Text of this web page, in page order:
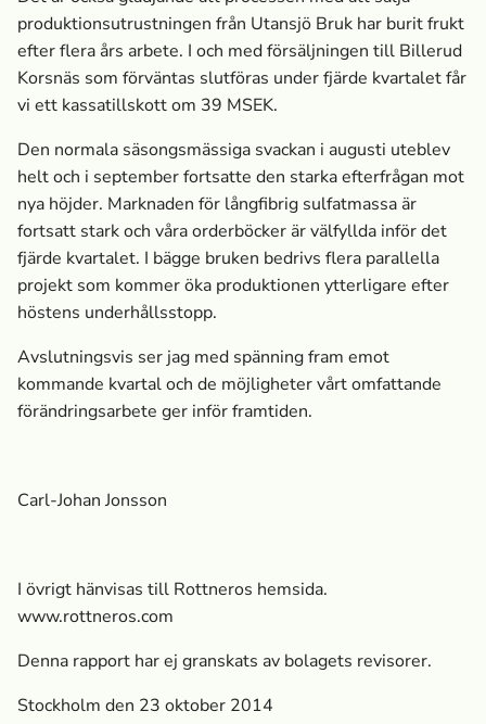
produktionsutrustningen från Utansjö Bruk har burit frukt
efter flera års arbete. I och med försäljningen till Billerud
Korsnäs som förväntas slutföras under fjärde kvartalet får
vi ett kassatillskott om 39 MSEK.
Den normala säsongsmässiga svackan i augusti uteblev
helt och i september fortsatte den starka efterfrågan mot
nya höjder. Marknaden för långfibrig sulfatmassa­ är
fortsatt stark och våra orderböcker är välfyllda inför det
fjärde kvartalet. I bägge bruken bedrivs flera parallella
projekt som kommer öka produktionen ytterligare efter
höstens underhållsstopp.
Avslutningsvis ser jag med spänning fram emot
kommande kvartal och de möjligheter vårt omfattande
förändringsarbete ger inför framtiden.
Carl-Johan Jonsson
I övrigt hänvisas till Rottneros hemsida.
www.rottneros.com
Denna rapport har ej granskats av bolagets revisorer.
Stockholm den 23 oktober 2014